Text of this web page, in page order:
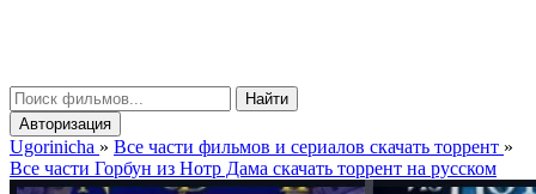
Найти
Авторизация
Ugorinicha » Все части фильмов и сериалов скачать торрент »
Все части Горбун из Нотр Дама скачать торрент на русском